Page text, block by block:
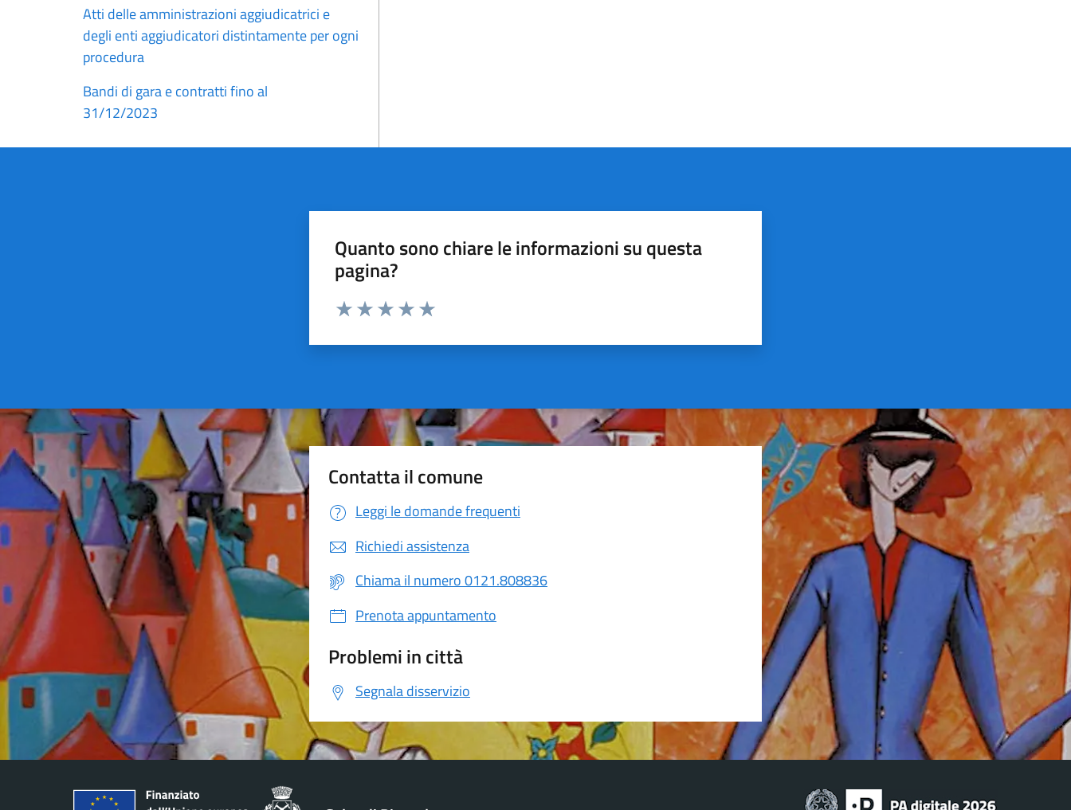
Atti delle amministrazioni aggiudicatrici e
degli enti aggiudicatori distintamente per ogni
procedura
Bandi di gara e contratti fino al
31/12/2023
Quanto sono chiare le informazioni su questa
pagina?
Valuta da 1 a 5 stelle la pagina
Contatta il comune
Leggi le domande frequenti
Richiedi assistenza
Chiama il numero 0121.808836
Prenota appuntamento
Problemi in città
Segnala disservizio